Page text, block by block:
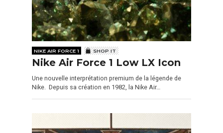
NIKE AIR FORCE 1 SHOP IT
Nike Air Force 1 Low LX Icon
Une nouvelle interprétation premium de la légende de
Nike. Depuis sa création en 1982, la Nike Air…